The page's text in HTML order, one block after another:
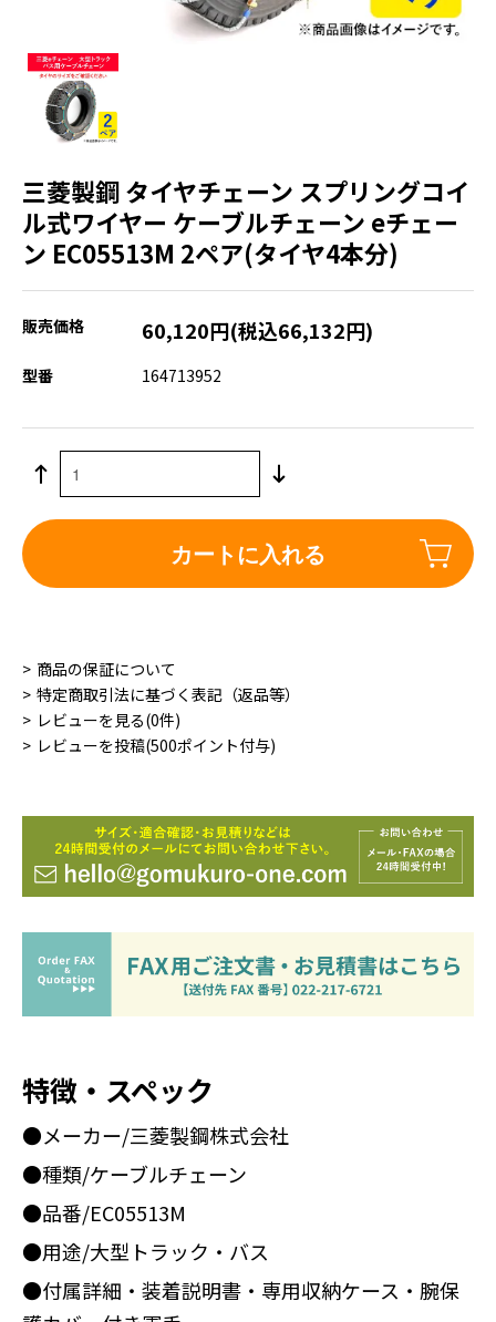
三菱製鋼 タイヤチェーン スプリングコイ
ル式ワイヤー ケーブルチェーン eチェー
ン EC05513M 2ペア(タイヤ4本分)
販売価格 60,120円(税込66,132円)
型番 164713952
カートに入れる
商品の保証について
特定商取引法に基づく表記（返品等）
レビューを見る(0件)
レビューを投稿(500ポイント付与)
特徴・スペック
●メーカー/三菱製鋼株式会社
●種類/ケーブルチェーン
●品番/EC05513M
●用途/大型トラック・バス
●付属詳細・装着説明書・専用収納ケース・腕保